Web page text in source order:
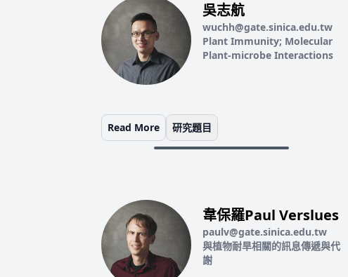
吳志航
wuchh@gate.sinica.edu.tw
Plant Immunity; Molecular
Plant-microbe Interactions
Read More 研究題目
韋保羅Paul Verslues
paulv@gate.sinica.edu.tw
與植物耐旱相關的訊息傳遞與代
謝